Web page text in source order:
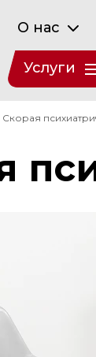
О нас
Услуги
Скорая